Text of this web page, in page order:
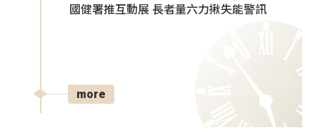
國健署推互動展 長者量六力揪失能警訊
more